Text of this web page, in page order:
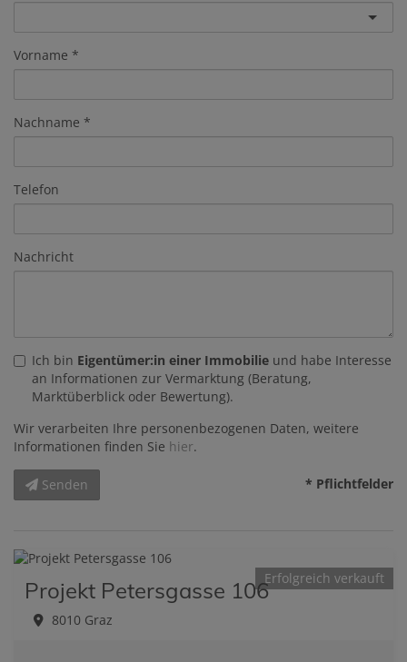
Vorname
Nachname
Telefon
Nachricht
Ich bin Eigentümer:in einer Immobilie und habe Interesse
an Informationen zur Vermarktung (Beratung,
Marktüberblick oder Bewertung).
Wir verarbeiten Ihre personenbezogenen Daten, weitere
Informationen finden Sie hier.
Senden * Pflichtfelder
Erfolgreich verkauft
Projekt Petersgasse 106
8010 Graz